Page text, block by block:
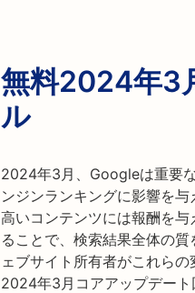
無料2024年3
ル
2024年3月、Googleは重要
ンジンランキングに影響を
高いコンテンツには報酬を与
ることで、検索結果全体の
ェブサイト所有者がこれらの
2024年3月コアアップデート